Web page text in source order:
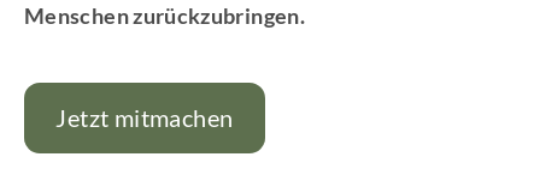
Menschen zurückzubringen.
Jetzt mitmachen